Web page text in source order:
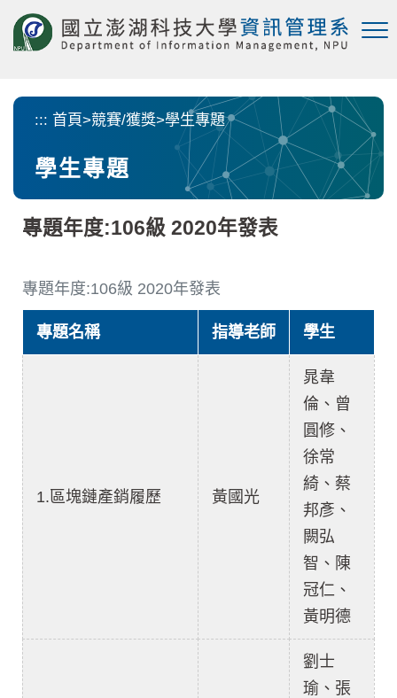
::: 首頁>競賽/獲獎>學生專題
學生專題
專題年度:106級 2020年發表
專題年度:106級 2020年發表
專題名稱 指導老師 學生
1.區塊鏈產銷履歷 黃國光
晁韋
倫、曾
圓修、
徐常
綺、蔡
邦彥、
闕弘
智、陳
冠仁、
黃明德
劉士
瑜、張